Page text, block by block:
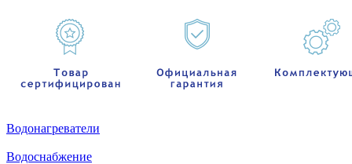
Водонагреватели
Водоснабжение